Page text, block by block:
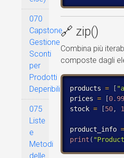
070
Capstone
Gestione
Sconti
per
Prodotti
Deperibili
075
Liste
e
Metodi
delle
🔗 zip()
Combina più
composte dagli
products = [
prices = [0.99
stock = [50,
product_info =
print (